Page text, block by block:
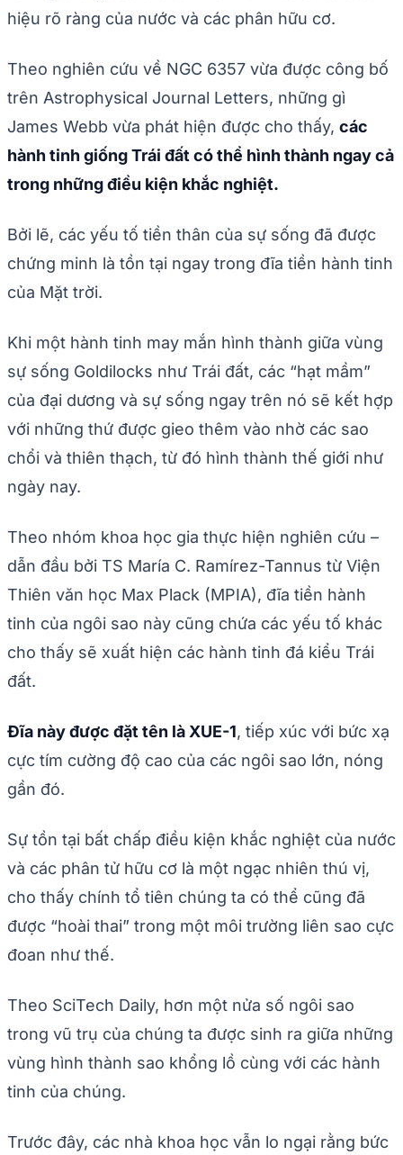
hiệu rõ ràng của nước và các phân hữu cơ.
Theo nghiên cứu về NGC 6357 vừa được công bố
trên Astrophysical Journal Letters, những gì
James Webb vừa phát hiện được cho thấy, các
hành tinh giống Trái đất có thể hình thành ngay cả
trong những điều kiện khắc nghiệt.
Bởi lẽ, các yếu tố tiền thân của sự sống đã được
chứng minh là tồn tại ngay trong đĩa tiền hành tinh
của Mặt trời.
Khi một hành tinh may mắn hình thành giữa vùng
sự sống Goldilocks như Trái đất, các “hạt mầm”
của đại dương và sự sống ngay trên nó sẽ kết hợp
với những thứ được gieo thêm vào nhờ các sao
chổi và thiên thạch, từ đó hình thành thế giới như
ngày nay.
Theo nhóm khoa học gia thực hiện nghiên cứu –
dẫn đầu bởi TS María C. Ramírez-Tannus từ Viện
Thiên văn học Max Plack (MPIA), đĩa tiền hành
tinh của ngôi sao này cũng chứa các yếu tố khác
cho thấy sẽ xuất hiện các hành tinh đá kiểu Trái
đất.
Đĩa này được đặt tên là XUE-1, tiếp xúc với bức xạ
cực tím cường độ cao của các ngôi sao lớn, nóng
gần đó.
Sự tồn tại bất chấp điều kiện khắc nghiệt của nước
và các phân tử hữu cơ là một ngạc nhiên thú vị,
cho thấy chính tổ tiên chúng ta có thể cũng đã
được “hoài thai” trong một môi trường liên sao cực
đoan như thế.
Theo SciTech Daily, hơn một nửa số ngôi sao
trong vũ trụ của chúng ta được sinh ra giữa những
vùng hình thành sao khổng lồ cùng với các hành
tinh của chúng.
Trước đây, các nhà khoa học vẫn lo ngại rằng bức